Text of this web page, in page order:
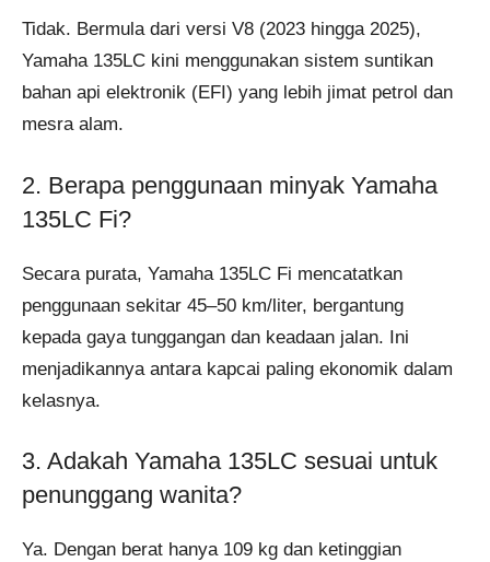
Tidak. Bermula dari versi V8 (2023 hingga 2025),
Yamaha 135LC kini menggunakan sistem suntikan
bahan api elektronik (EFI) yang lebih jimat petrol dan
mesra alam.
2. Berapa penggunaan minyak Yamaha
135LC Fi?
Secara purata, Yamaha 135LC Fi mencatatkan
penggunaan sekitar 45–50 km/liter, bergantung
kepada gaya tunggangan dan keadaan jalan. Ini
menjadikannya antara kapcai paling ekonomik dalam
kelasnya.
3. Adakah Yamaha 135LC sesuai untuk
penunggang wanita?
Ya. Dengan berat hanya 109 kg dan ketinggian